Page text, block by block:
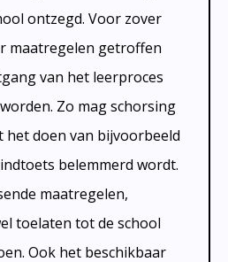
ontzegd. Voor zover
maatregelen getroffen
van het leerproces
Zo mag schorsing
het doen van bijvoorbeeld
belemmerd wordt.
maatregelen,
toelaten tot de school
Ook het beschikbaar